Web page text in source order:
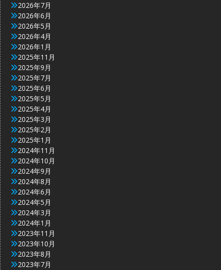
2026年7月
2026年6月
2026年5月
2026年4月
2026年1月
2025年11月
2025年9月
2025年7月
2025年6月
2025年5月
2025年4月
2025年3月
2025年2月
2025年1月
2024年11月
2024年10月
2024年9月
2024年8月
2024年6月
2024年5月
2024年3月
2024年1月
2023年11月
2023年10月
2023年8月
2023年7月